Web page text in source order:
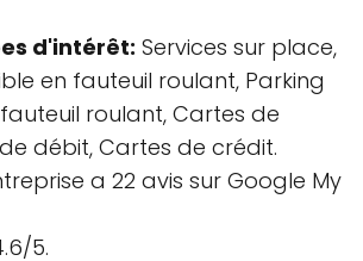
d'intérêt: Services sur place,
en fauteuil roulant, Parking
roulant, Cartes de
débit, Cartes de crédit.
a 22 avis sur Google My
5.